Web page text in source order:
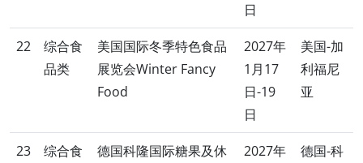
日
22
综合食
品类
美国国际冬季特色食品
展览会Winter Fancy
Food
2027年
1月17
日-19
日
美国-加
利福尼
亚
23
综合食
德国科隆国际糖果及休
2027年
德国-科